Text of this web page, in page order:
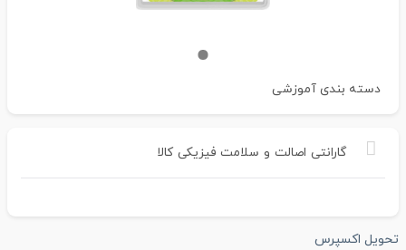
دسته بندی آموزشی
گارانتی اصالت و سلامت فیزیکی کالا
تحویل اکسپرس